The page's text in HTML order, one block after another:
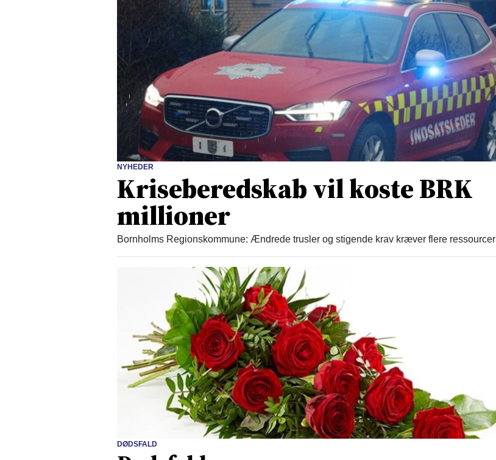
NYHEDER
Kriseberedskab vil koste BRK
millioner
Bornholms Regionskommune: Ændrede trusler og stigende krav kræver flere ressourcer
DØDSFALD